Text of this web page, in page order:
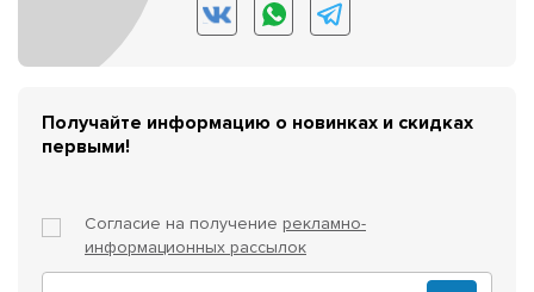
Получайте информацию о новинках и скидках
первыми!
Согласие на получение рекламно-
информационных рассылок